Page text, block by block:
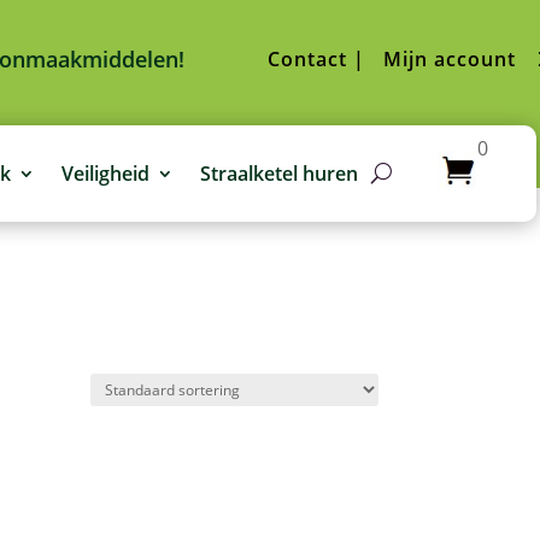
Contact | Mijn account
Veiligheid Straalketel huren
0